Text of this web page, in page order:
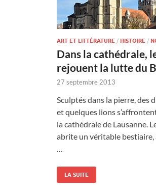
ART ET LITTÉRATURE / HISTOIRE /
Dans la cathédrale,
rejouent la lutte du
27 septembre 2013
Sculptés dans la pierre, des
et quelques lions
la cathédrale de Lausanne.
abrite un véritable
…
LA SUITE